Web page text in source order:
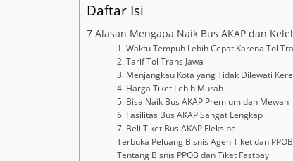
Daftar Isi
7 Alasan Mengapa Naik Bus AKAP dan
1. Waktu Tempuh Lebih Cepat Karena Tol
2. Tarif Tol Trans Jawa
3. Menjangkau Kota yang Tidak Dilewati
4. Harga Tiket Lebih Murah
5. Bisa Naik Bus AKAP Premium dan Mewah
6. Fasilitas Bus AKAP Sangat Lengkap
7. Beli Tiket Bus AKAP Fleksibel
Terbuka Peluang Bisnis Agen Tiket dan PPOB
Tentang Bisnis PPOB dan Tiket Fastpay